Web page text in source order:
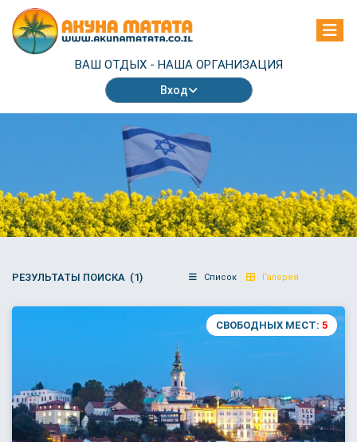
ВАШ ОТДЫХ - НАША ОРГАНИЗАЦИЯ
Вход
РЕЗУЛЬТАТЫ ПОИСКА (1) Список Галерея
СВОБОДНЫХ МЕСТ: 5